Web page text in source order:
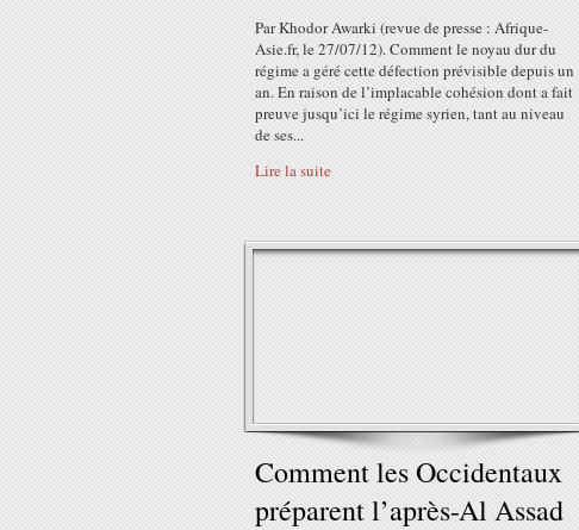
Par Khodor Awarki (revue de presse : Afrique-
Asie.fr, le 27/07/12). Comment le noyau dur du
régime a géré cette défection prévisible depuis un
an. En raison de l’implacable cohésion dont a fait
preuve jusqu’ici le régime syrien, tant au niveau
de ses...
Lire la suite
Comment les Occidentaux
préparent l’après-Al Assad